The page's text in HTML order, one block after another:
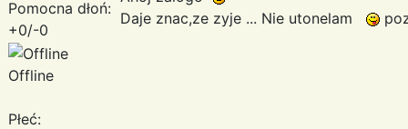
Pomocna dłoń:
+0/-0
Offline
Płeć:
Daje znac,ze zyje ... Nie utonelam